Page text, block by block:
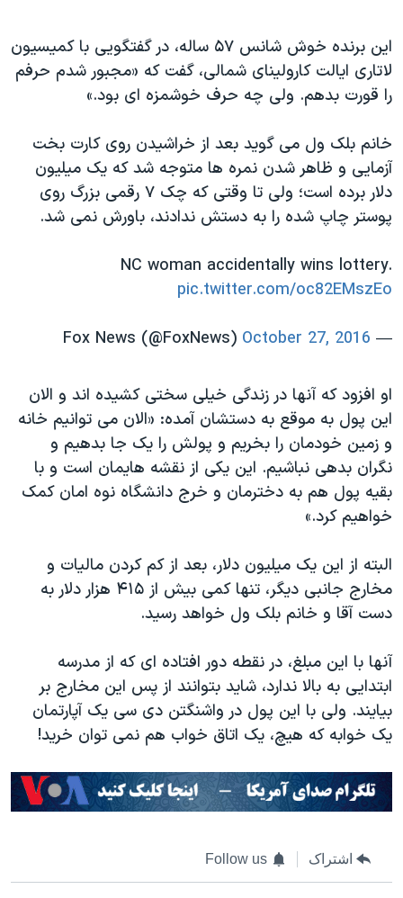
این برنده خوش شانس ۵۷ ساله، در گفتگویی با کمیسیون
لاتاری ایالت کارولینای شمالی، گفت که «مجبور شدم حرفم
را قورت بدهم. ولی چه حرف خوشمزه ای بود.»
خانم بلک ول می گوید بعد از خراشیدن روی کارت بخت
آزمایی و ظاهر شدن نمره ها متوجه شد که یک میلیون
دلار برده است؛ ولی تا وقتی که چک ۷ رقمی بزرگ روی
پوستر چاپ شده را به دستش ندادند، باورش نمی شد.
NC woman accidentally wins lottery.
pic.twitter.com/oc82EMszEo
— Fox News (@FoxNews)
October 27, 2016
او افزود که آنها در زندگی خیلی سختی کشیده اند و الان
این پول به موقع به دستشان آمده: «الان می توانیم خانه
و زمین خودمان را بخریم و پولش را یک جا بدهیم و
نگران بدهی نباشیم. این یکی از نقشه هایمان است و با
بقیه پول هم به دخترمان و خرج دانشگاه نوه امان کمک
خواهیم کرد.»
البته از این یک میلیون دلار، بعد از کم کردن مالیات و
مخارج جانبی دیگر، تنها کمی بیش از ۴۱۵ هزار دلار به
دست آقا و خانم بلک ول خواهد رسید.
آنها با این مبلغ، در نقطه دور افتاده ای که از مدرسه
ابتدایی به بالا ندارد، شاید بتوانند از پس این مخارج بر
بیایند. ولی با این پول در واشنگتن دی سی یک آپارتمان
یک خوابه که هیچ، یک اتاق خواب هم نمی توان خرید!
اشتراک Follow us